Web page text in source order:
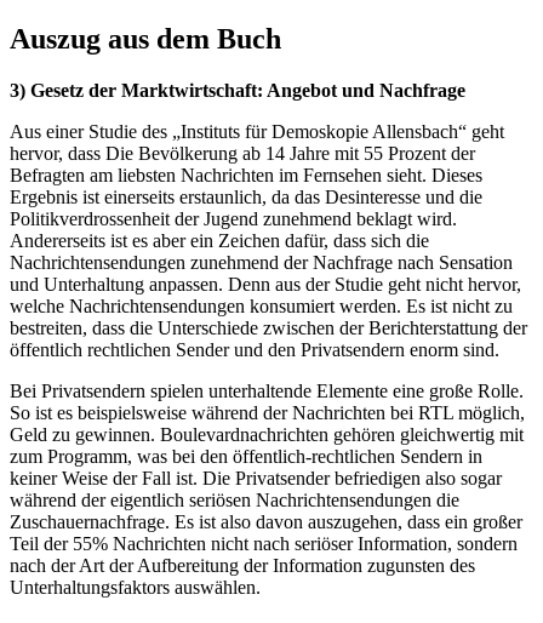
Auszug aus dem Buch
3) Gesetz der Marktwirtschaft: Angebot und Nachfrage
Aus einer Studie des „Instituts für Demoskopie Allensbach“ geht
hervor, dass Die Bevölkerung ab 14 Jahre mit 55 Prozent der
Befragten am liebsten Nachrichten im Fernsehen sieht. Dieses
Ergebnis ist einerseits erstaunlich, da das Desinteresse und die
Politikverdrossenheit der Jugend zunehmend beklagt wird.
Andererseits ist es aber ein Zeichen dafür, dass sich die
Nachrichtensendungen zunehmend der Nachfrage nach Sensation
und Unterhaltung anpassen. Denn aus der Studie geht nicht hervor,
welche Nachrichtensendungen konsumiert werden. Es ist nicht zu
bestreiten, dass die Unterschiede zwischen der Berichterstattung der
öffentlich rechtlichen Sender und den Privatsendern enorm sind.
Bei Privatsendern spielen unterhaltende Elemente eine große Rolle.
So ist es beispielsweise während der Nachrichten bei RTL möglich,
Geld zu gewinnen. Boulevardnachrichten gehören gleichwertig mit
zum Programm, was bei den öffentlich-rechtlichen Sendern in
keiner Weise der Fall ist. Die Privatsender befriedigen also sogar
während der eigentlich seriösen Nachrichtensendungen die
Zuschauernachfrage. Es ist also davon auszugehen, dass ein großer
Teil der 55% Nachrichten nicht nach seriöser Information, sondern
nach der Art der Aufbereitung der Information zugunsten des
Unterhaltungsfaktors auswählen.